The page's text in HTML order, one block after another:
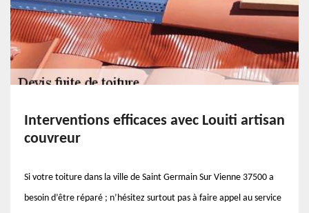
Interventions efficaces avec Louiti artisan
couvreur
Si votre toiture dans la ville de Saint Germain Sur Vienne 37500 a
besoin d’être réparé ; n’hésitez surtout pas à faire appel au service